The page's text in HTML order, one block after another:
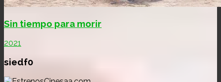
Sin tiempo para morir
2021
siedf0